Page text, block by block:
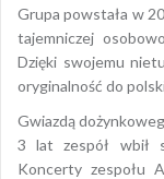
Grupa powstała w
tajemniczej
Dzięki swojemu
oryginalność do
Gwiazdą
3 lat zespół wbił
Koncerty zespołu